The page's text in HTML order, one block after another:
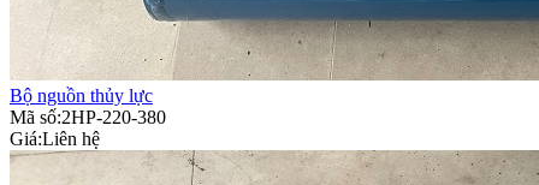
Bộ nguồn thủy lực
Mã số:2HP-220-380
Giá:Liên hệ